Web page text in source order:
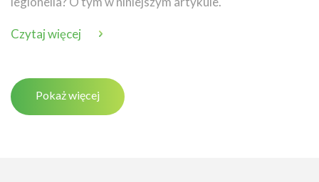
Czytaj więcej
Pokaż więcej